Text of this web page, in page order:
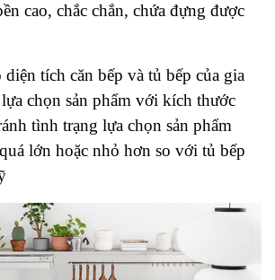
cao, chắc chắn, chứa đựng được
tích căn bếp và tủ bếp của gia
chọn sản phẩm với kích thước
tình trạng lựa chọn sản phẩm
lớn hoặc nhỏ hơn so với tủ bếp